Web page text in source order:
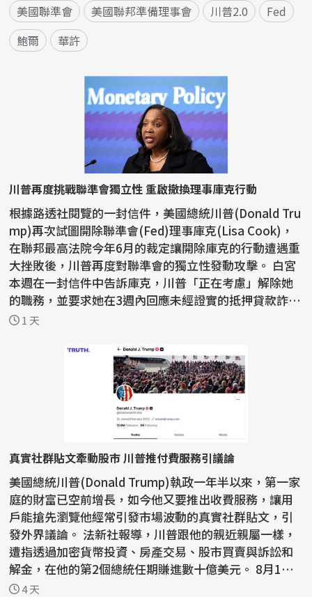
美國聯準會 美國聯邦準備理事會 川普2.0
Fed
鮑爾
華許
川普再度挑戰聯準會獨立性 重啟撤換理事庫克行動
根據路透社閱覽的一封信件，美國總統川普(Donald Tru
mp)再次試圖開除聯準會(Fed)理事庫克(Lisa Cook)，
在聯邦最高法院今年6月的裁定讓開除庫克的行動遭遇重
大挫敗後，川普再度對聯準會的獨立性發動攻擊。 白宮
本週在一封信件中告訴庫克，川普「正在考慮」解除她
的職務，並要求她在3週內回應未經證實的抵押貸款詐
欺...1 天
真實社群貼文牽動股市 川普推付費服務引議論
美國總統川普(Donald Trump)執政一年半以來，第一家
庭的財富已空前增長，如今他又要推出收費服務，讓用
戶能搶先瀏覽他經常引發市場波動的真實社群貼文，引
發外界議論。 法新社報導，川普跟他的親近親屬一樣，
遭指透過加密貨幣投資、房產交易、股市買賣與訴訟和
解金，在他的第2個總統任期賺進數十億美元。 8月1
日，...
4 天